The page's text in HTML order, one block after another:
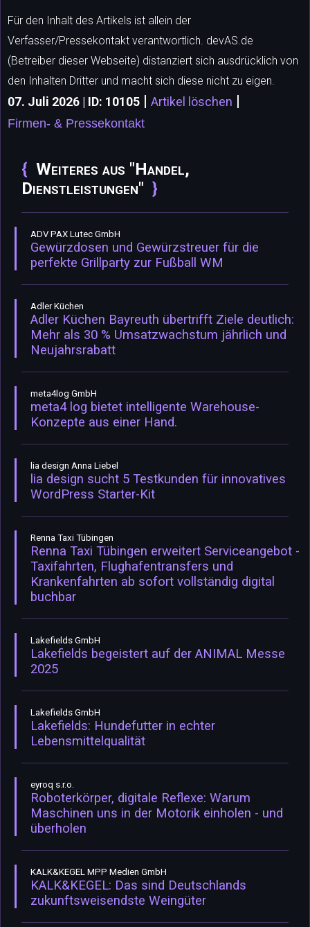
Für den Inhalt des Artikels ist allein der
Verfasser/Pressekontakt verantwortlich. devAS.de
(Betreiber dieser Webseite) distanziert sich ausdrücklich von
den Inhalten Dritter und macht sich diese nicht zu eigen.
07. Juli 2026 | ID: 10105 | Artikel löschen |
Firmen- & Pressekontakt
Weiteres aus "Handel,
Dienstleistungen"
ADV PAX Lutec GmbH
Gewürzdosen und Gewürzstreuer für die
perfekte Grillparty zur Fußball WM
Adler Küchen
Adler Küchen Bayreuth übertrifft Ziele deutlich:
Mehr als 30 % Umsatzwachstum jährlich und
Neujahrsrabatt
meta4log GmbH
meta4 log bietet intelligente Warehouse-
Konzepte aus einer Hand.
lia design Anna Liebel
lia design sucht 5 Testkunden für innovatives
WordPress Starter-Kit
Renna Taxi Tübingen
Renna Taxi Tübingen erweitert Serviceangebot -
Taxifahrten, Flughafentransfers und
Krankenfahrten ab sofort vollständig digital
buchbar
Lakefields GmbH
Lakefields begeistert auf der ANIMAL Messe
2025
Lakefields GmbH
Lakefields: Hundefutter in echter
Lebensmittelqualität
eyroq s.r.o.
Roboterkörper, digitale Reflexe: Warum
Maschinen uns in der Motorik einholen - und
überholen
KALK&KEGEL MPP Medien GmbH
KALK&KEGEL: Das sind Deutschlands
zukunftsweisendste Weingüter